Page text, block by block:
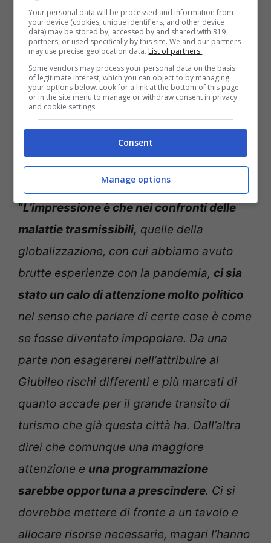
Massimo Galli sul Giubileo e l’arrivo di possibili virus
pandemici (Notizie.com)
Anche perché negli ultimi periodi qualcosa
è stato sbagliato e ci si è lasciati andare a
una superficialità non attesa.
“L’impressione è che nei confronti delle
malattie trasmissibili, quelle della
globalizzazione, con cui abbiamo avuto
brutte esperienze con la pandemia, ci sia
stato un calo di attenzione molto politico
nel senso che parlare di certe cose è come
se fosse diventato impopolare. Da una
parte non esagererei nell’attribuire al
Giubileo rischi differenti e più marcati di
quanto accade per il grande transito di
turismo che già questa città ha. Dall’altra
direi che comunque una maggiore
attenzione e una programmazione
sarebbe opportuna a prescindere. Ci si
dovrebbe mettere di fronte a un tavolo e
allocare risorse necessarie, magari l’hanno
Your personal data will be processed and information from
your device (cookies, unique identifiers, and other device
data) may be stored by, accessed by and shared with 319
partners, or used specifically by this site. We and our partners
may use precise geolocation data. List of partners.
Some vendors may process your personal data on the basis
of legitimate interest, which you can object to by managing
your options below. Look for a link at the bottom of this page
or in the site menu to manage or withdraw consent in privacy
and cookie settings.
Consent
Manage options